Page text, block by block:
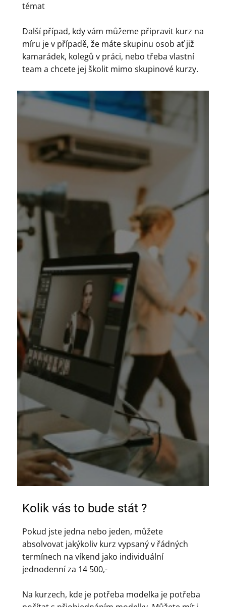
témat
Další případ, kdy vám můžeme připravit kurz na
míru je v případě, že máte skupinu osob ať již
kamarádek, kolegů v práci, nebo třeba vlastní
team a chcete jej školit mimo skupinové kurzy.
Kolik vás to bude stát ?
Pokud jste jedna nebo jeden, můžete
absolvovat jakýkoliv kurz vypsaný v řádných
termínech na víkend jako individuální
jednodenní za 14 500,-
Na kurzech, kde je potřeba modelka je potřeba